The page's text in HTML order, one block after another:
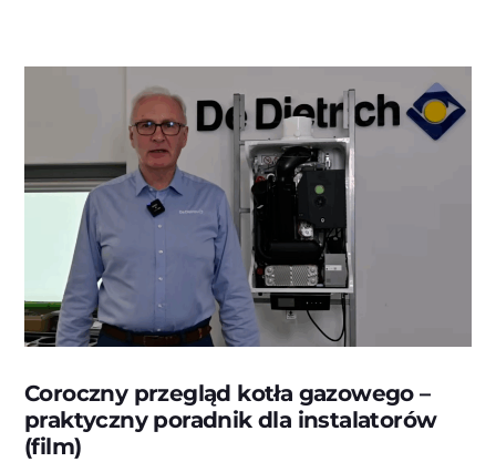
Coroczny przegląd kotła gazowego –
praktyczny poradnik dla instalatorów
(film)